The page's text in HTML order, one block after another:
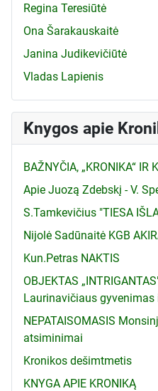
Regina Teresiūtė
Ona Šarakauskaitė
Janina Judikevičiūtė
Vladas Lapienis
Knygos apie
BAŽNYČIA, „KRONIKA“ IR
Apie Juozą Zdebskį - V.
S.Tamkevičius "TIESA
Nijolė Sadūnaitė KGB
Kun.Petras NAKTIS
OBJEKTAS
Laurinavičiaus gyvenimas
NEPATAISOMASIS
atsiminimai
Kronikos dešimtmetis
KNYGA APIE KRONIKĄ